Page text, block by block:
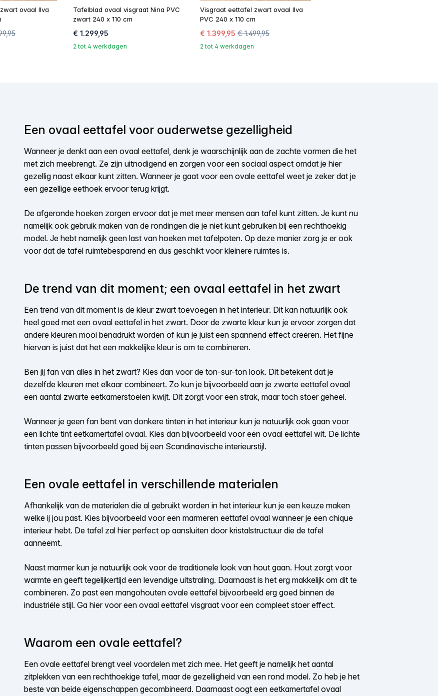
ovaal Ilva
Tafelblad ovaal visgraat Nina PVC
zwart 240 x 110 cm
€ 1.299,95
2 tot 4 werkdagen
Visgraat eettafel zwart ovaal Ilva
PVC 240 x 110 cm
€ 1.399,95 € 1.499,95
2 tot 4 werkdagen
Een ovaal eettafel voor ouderwetse gezelligheid
Wanneer je denkt aan een ovaal eettafel, denk je waarschijnlijk aan de zachte vormen die het
met zich meebrengt. Ze zijn uitnodigend en zorgen voor een sociaal aspect omdat je hier
gezellig naast elkaar kunt zitten. Wanneer je gaat voor een ovale eettafel weet je zeker dat je
een gezellige eethoek ervoor terug krijgt.
De afgeronde hoeken zorgen ervoor dat je met meer mensen aan tafel kunt zitten. Je kunt nu
namelijk ook gebruik maken van de rondingen die je niet kunt gebruiken bij een rechthoekig
model. Je hebt namelijk geen last van hoeken met tafelpoten. Op deze manier zorg je er ook
voor dat de tafel ruimtebesparend en dus geschikt voor kleinere ruimtes is.
De trend van dit moment; een ovaal eettafel in het zwart
Een trend van dit moment is de kleur zwart toevoegen in het interieur. Dit kan natuurlijk ook
heel goed met een ovaal eettafel in het zwart. Door de zwarte kleur kun je ervoor zorgen dat
andere kleuren mooi benadrukt worden of kun je juist een spannend effect creëren. Het fijne
hiervan is juist dat het een makkelijke kleur is om te combineren.
Ben jij fan van alles in het zwart? Kies dan voor de ton-sur-ton look. Dit betekent dat je
dezelfde kleuren met elkaar combineert. Zo kun je bijvoorbeeld aan je zwarte eettafel ovaal
een aantal zwarte eetkamerstoelen kwijt. Dit zorgt voor een strak, maar toch stoer geheel.
Wanneer je geen fan bent van donkere tinten in het interieur kun je natuurlijk ook gaan voor
een lichte tint eetkamertafel ovaal. Kies dan bijvoorbeeld voor een ovaal eettafel wit. De lichte
tinten passen bijvoorbeeld goed bij een Scandinavische interieurstijl.
Een ovale eettafel in verschillende materialen
Afhankelijk van de materialen die al gebruikt worden in het interieur kun je een keuze maken
welke ij jou past. Kies bijvoorbeeld voor een marmeren eettafel ovaal wanneer je een chique
interieur hebt. De tafel zal hier perfect op aansluiten door kristalstructuur die de tafel
aanneemt.
Naast marmer kun je natuurlijk ook voor de traditionele look van hout gaan. Hout zorgt voor
warmte en geeft tegelijkertijd een levendige uitstraling. Daarnaast is het erg makkelijk om dit te
combineren. Zo past een mangohouten ovale eettafel bijvoorbeeld erg goed binnen de
industriële stijl. Ga hier voor een ovaal eettafel visgraat voor een compleet stoer effect.
Waarom een ovale eettafel?
Een ovale eettafel brengt veel voordelen met zich mee. Het geeft je namelijk het aantal
zitplekken van een rechthoekige tafel, maar de gezelligheid van een rond model. Zo heb je het
beste van beide eigenschappen gecombineerd. Daarnaast oogt een eetkamertafel ovaal